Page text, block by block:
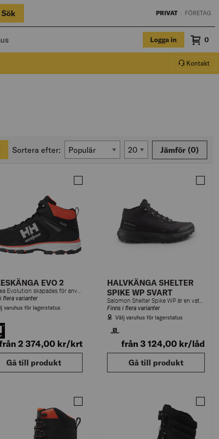
Sök PRIVAT FÖRETAG
Logga in 0
Kontakt
Sortera efter: Jämför (0)
OUTSNAP CS
EVO 2
Chelsea Evolution skapades för användning på dynamiska arbetsplatser där du behöver lättviktsskydd som ger komfort hela dagen.
flera varianter
varuhus för lagerstatus
2 374,00 kr/krt
Gå till produkt
Jämför YRKESKÄNGA EVO 2
HALVKÄNGA SHELTER
SPIKE WP SVART
Salomon Shelter Spike WP är en vattentät halvkänga för både herr och dam.
Finns i flera varianter
Välj varuhus för lagerstatus
från 3 124,00 kr/låd
Gå till produkt
Jämför
78434 MANCHESTER BEIGEJämför VINTERKÄNGA 78434 MANCHESTER
Jämför